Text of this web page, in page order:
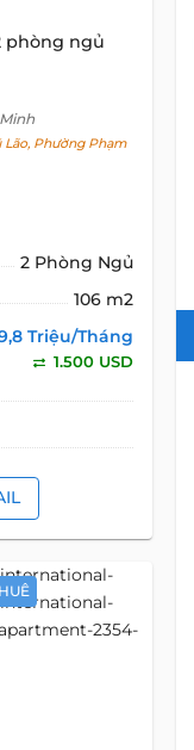
phòng ngủ
Phường Phạm
2 Phòng Ngủ
106 m2
Triệu/Tháng
1.500 USD